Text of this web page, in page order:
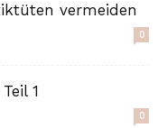
vermeiden
0
1
0